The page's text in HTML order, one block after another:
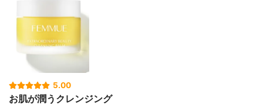
5.00
お肌が潤うクレンジング